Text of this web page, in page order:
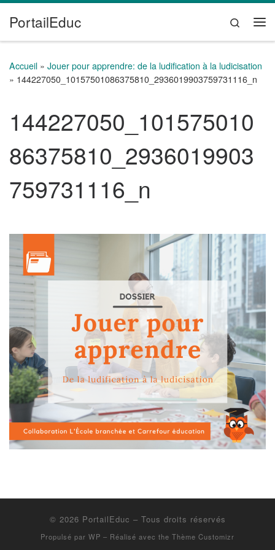
Passer au contenu
PortailEduc
Search
Accueil » Jouer pour apprendre: de la ludification à la ludicisation
» 144227050_10157501086375810_2936019903759731116_n
144227050_101575010
86375810_2936019903
759731116_n
Navigation des images
© 2026 PortailEduc – Tous droits réservés
Propulsé par WP – Réalisé avec the Thème Customizr